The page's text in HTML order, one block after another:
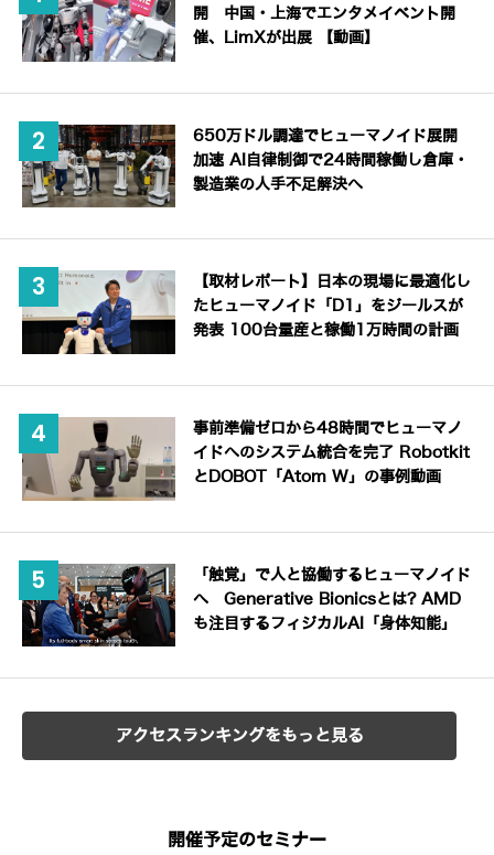
開 中国・上海でエンタメイベント開
催、LimXが出展 【動画】
650万ドル調達でヒューマノイド展開
加速 AI自律制御で24時間稼働し倉庫・
製造業の人手不足解決へ
【取材レポート】日本の現場に最適化し
たヒューマノイド「D1」をジールスが
発表 100台量産と稼働1万時間の計画
事前準備ゼロから48時間でヒューマノ
イドへのシステム統合を完了 Robotkit
とDOBOT「Atom W」の事例動画
「触覚」で人と協働するヒューマノイド
へ Generative Bionicsとは? AMD
も注目するフィジカルAI「身体知能」
アクセスランキングをもっと見る
開催予定のセミナー